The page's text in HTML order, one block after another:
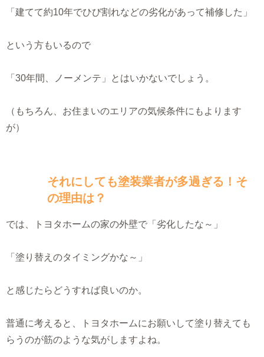
「建てて約10年でひび割れなどの劣化があって補修した」
という方もいるので
「30年間、ノーメンテ」とはいかないでしょう。
（もちろん、お住まいのエリアの気候条件にもよります
が）
それにしても塗装業者が多過ぎる！そ
の理由は？
では、トヨタホームの家の外壁で「劣化したな～」
「塗り替えのタイミングかな～」
と感じたらどうすれば良いのか。
普通に考えると、トヨタホームにお願いして塗り替えても
らうのが筋のような気がしますよね。